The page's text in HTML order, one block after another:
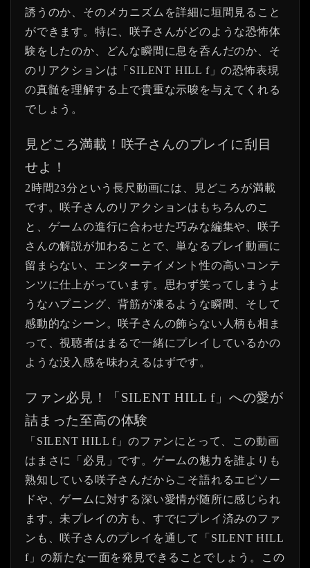
誘うのか、そのメカニズムを詳細に垣間見ること
ができます。特に、咲子さんがどのような恐怖体
験をしたのか、どんな瞬間に息を呑んだのか、そ
のリアクションは「SILENT HILL f」の恐怖表現
の真髄を理解する上で貴重な示唆を与えてくれる
でしょう。
見どころ満載！咲子さんのプレイに刮目
せよ！
2時間23分という長尺動画には、見どころが満載
です。咲子さんのリアクションはもちろんのこ
と、ゲームの進行に合わせた巧みな編集や、咲子
さんの解説が加わることで、単なるプレイ動画に
留まらない、エンターテイメント性の高いコンテ
ンツに仕上がっています。思わず笑ってしまうよ
うなハプニング、背筋が凍るような瞬間、そして
感動的なシーン。咲子さんの飾らない人柄も相ま
って、視聴者はまるで一緒にプレイしているかの
ような没入感を味わえるはずです。
ファン必見！「SILENT HILL f」への愛が
詰まった至高の体験
「SILENT HILL f」のファンにとって、この動画
はまさに「必見」です。ゲームの魅力を誰よりも
熟知している咲子さんだからこそ語れるエピソー
ドや、ゲームに対する深い愛情が随所に感じられ
ます。未プレイの方も、すでにプレイ済みのファ
ンも、咲子さんのプレイを通して「SILENT HILL
f」の新たな一面を発見できることでしょう。この